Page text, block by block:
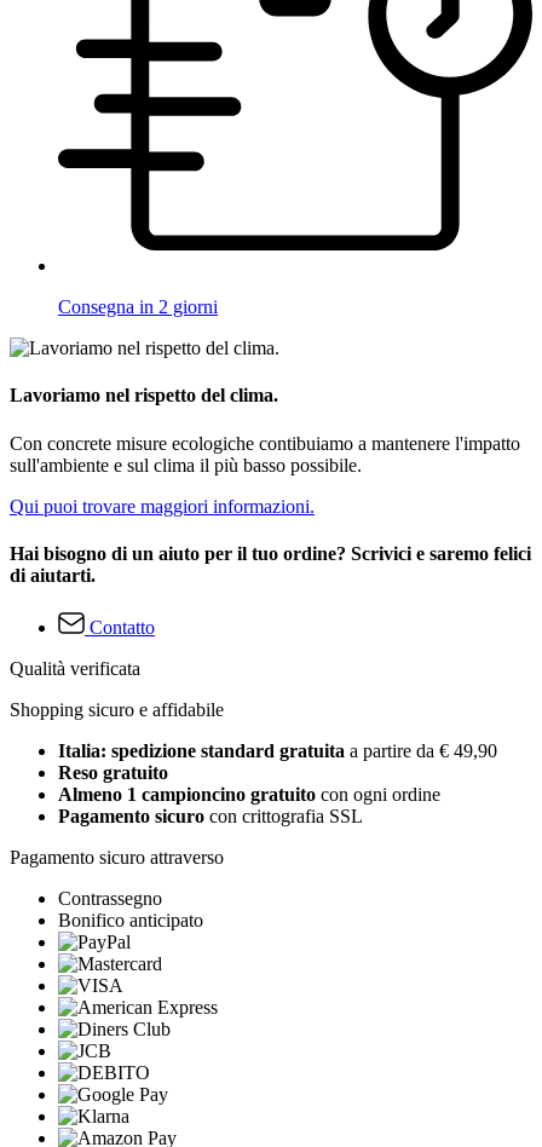
Consegna in 2 giorni
Lavoriamo nel rispetto del clima.
Con concrete misure ecologiche contibuiamo a mantenere l'impatto
sull'ambiente e sul clima il più basso possibile.
Qui puoi trovare maggiori informazioni.
Hai bisogno di un aiuto per il tuo ordine? Scrivici e saremo felici
di aiutarti.
Contatto
Qualità verificata
Shopping sicuro e affidabile
Italia: spedizione standard gratuita a partire da € 49,90
Reso gratuito
Almeno 1 campioncino gratuito con ogni ordine
Pagamento sicuro con crittografia SSL
Pagamento sicuro attraverso
Contrassegno
Bonifico anticipato